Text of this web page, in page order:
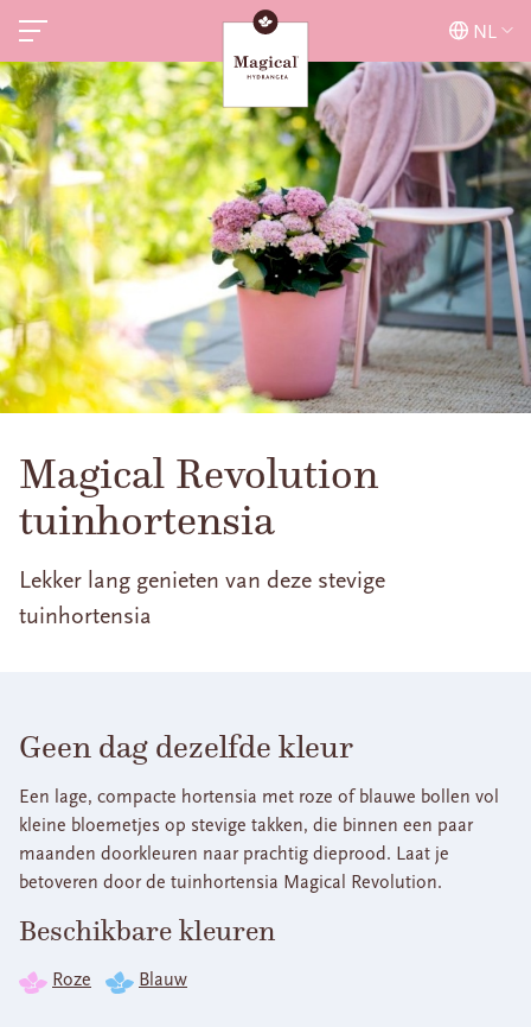
NL
Magical Revolution
tuinhortensia
Lekker lang genieten van deze stevige
tuinhortensia
Geen dag dezelfde kleur
Een lage, compacte hortensia met roze of blauwe bollen vol
kleine bloemetjes op stevige takken, die binnen een paar
maanden doorkleuren naar prachtig dieprood. Laat je
betoveren door de tuinhortensia Magical Revolution.
Beschikbare kleuren
Roze Blauw